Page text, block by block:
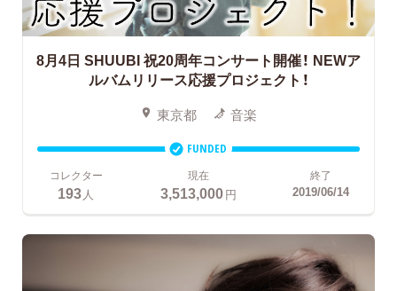
8月4日 SHUUBI 祝20周年コンサート開催！ NEWア
ルバムリリース応援プロジェクト！
東京都 音楽
FUNDED
コレクター
193 人
現在
3,513,000円
終了
2019/06/14